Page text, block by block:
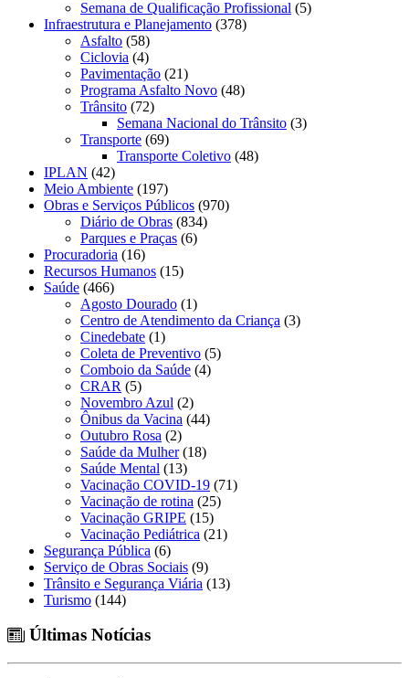
Semana de Qualificação Profissional (5)
Infraestrutura e Planejamento (378)
Asfalto (58)
Ciclovia (4)
Pavimentação (21)
Programa Asfalto Novo (48)
Trânsito (72)
Semana Nacional do Trânsito (3)
Transporte (69)
Transporte Coletivo (48)
IPLAN (42)
Meio Ambiente (197)
Obras e Serviços Públicos (970)
Diário de Obras (834)
Parques e Praças (6)
Procuradoria (16)
Recursos Humanos (15)
Saúde (466)
Agosto Dourado (1)
Centro de Atendimento da Criança (3)
Cinedebate (1)
Coleta de Preventivo (5)
Comboio da Saúde (4)
CRAR (5)
Novembro Azul (2)
Ônibus da Vacina (44)
Outubro Rosa (2)
Saúde da Mulher(18)
Saúde Mental (13)
Vacinação COVID-19 (71)
Vacinação de rotina (25)
Vacinação GRIPE (15)
Vacinação Pediátrica (21)
Segurança Pública (6)
Serviço de Obras Sociais (9)
Trânsito e Segurança Viária (13)
Turismo (144)
Últimas Notícias